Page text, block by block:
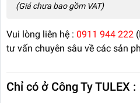
(Giá chưa bao gồm VAT)
Vui lòng liên hệ : 0911 944 222
tư vấn chuyên sâu về các sản
Chỉ có ở Công Ty TULEX :